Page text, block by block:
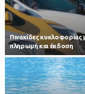
Πινακίδες κυκλοφορίας
πληρωμή και έκδοση